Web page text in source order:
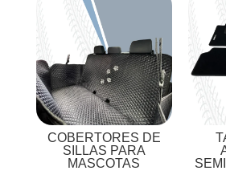
COBERTORES DE
SILLAS PARA
MASCOTAS